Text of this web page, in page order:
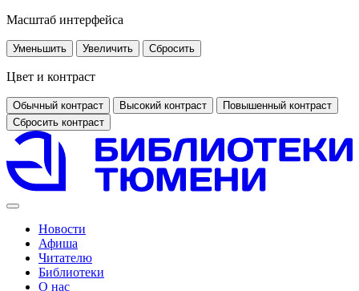
Масштаб интерфейса
Уменьшить Увеличить Сбросить
Цвет и контраст
Обычный контраст Высокий контраст
Повышенный контраст
Сбросить контраст
Новости
Афиша
Читателю
Библиотеки
О нас